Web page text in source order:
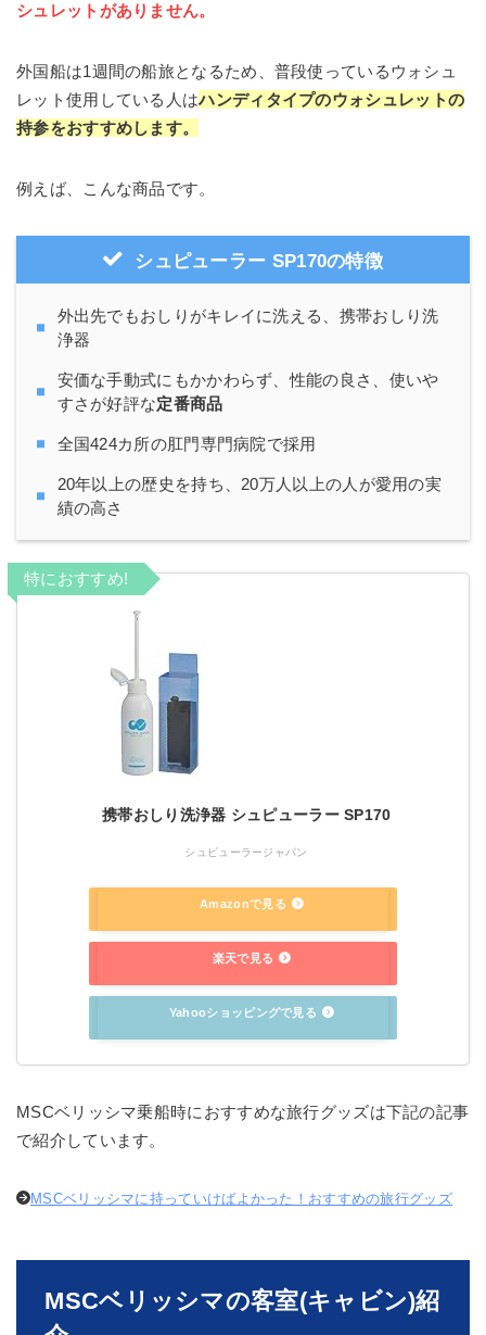
シュレットがありません。
外国船は1週間の船旅となるため、普段使っているウォシュ
レット使用している人はハンディタイプのウォシュレットの
持参をおすすめします。
例えば、こんな商品です。
シュピューラー SP170の特徴
外出先でもおしりがキレイに洗える、携帯おしり洗
浄器
安価な手動式にもかかわらず、性能の良さ、使いや
すさが好評な定番商品
全国424カ所の肛門専門病院で採用
20年以上の歴史を持ち、20万人以上の人が愛用の実
績の高さ
携帯おしり洗浄器 シュピューラー SP170
シュピューラージャパン
Amazonで見る
楽天で見る
Yahooショッピングで見る
特におすすめ!
MSCベリッシマ乗船時におすすめな旅行グッズは下記の記事
で紹介しています。
MSCベリッシマに持っていけばよかった！おすすめの旅行グッズ
MSCベリッシマの客室(キャビン)紹